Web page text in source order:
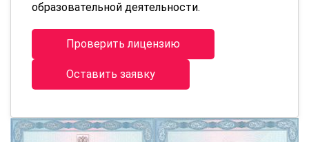
образовательной деятельности.
Проверить лицензию
Оставить заявку